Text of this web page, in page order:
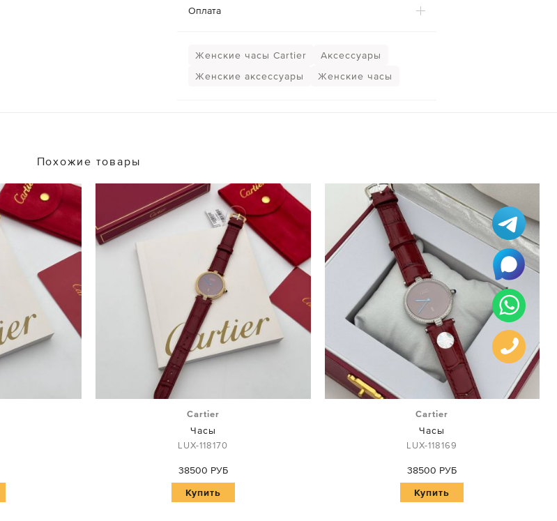
Оплата
Женские часы Cartier
Аксессуары
Женские аксессуары
Женские часы
Похожие товары
Cartier
Часы
LUX-118170
38500 РУБ
Купить
Cartier
Часы
LUX-118169
38500 РУБ
Купить